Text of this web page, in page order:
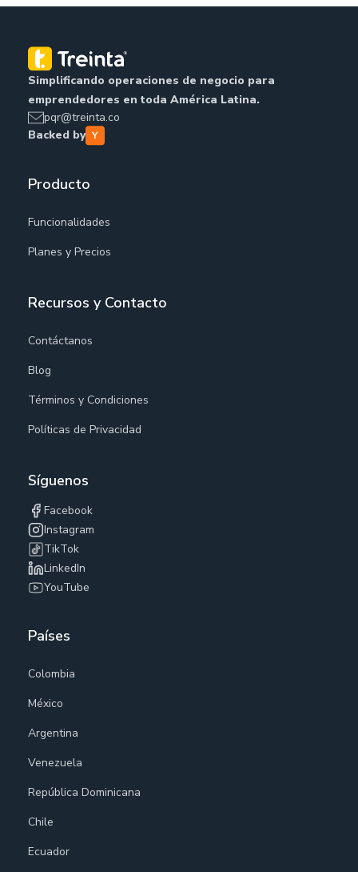
Simplificando operaciones de negocio para
emprendedores en toda América Latina.
pqr@treinta.co
Backed by
Producto
Funcionalidades
Planes y Precios
Recursos y Contacto
Contáctanos
Blog
Términos y Condiciones
Políticas de Privacidad
Síguenos
Facebook
Instagram
TikTok
LinkedIn
YouTube
Países
Colombia
México
Argentina
Venezuela
República Dominicana
Chile
Ecuador